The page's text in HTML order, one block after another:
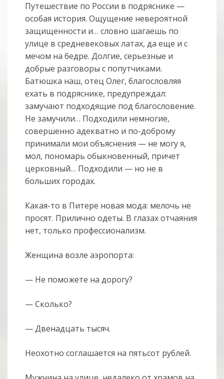
Путешествие по России в подряснике —
особая история. Ощущение невероятной
защищенности и… словно шагаешь по
улице в средневековых латах, да еще и с
мечом на бедре. Долгие, серьезные и
добрые разговоры с попутчиками.
Батюшка наш, отец Олег, благословляя
ехать в подряснике, предупреждал:
замучают подходящие под благословение.
Не замучили… Подходили немногие,
совершенно адекватно и по-доброму
принимали мои объяснения — не могу я,
мол, пономарь обыкновенный, причет
церковный… Подходили — но не в
больших городах.
Какая-то в Питере новая мода: мелочь не
просят. Прилично одеты. В глазах отчаяния
нет, только профессионализм.
Женщина возле аэропорта:
— Не поможете на дорогу?
— Сколько?
— Двенадцать тысяч.
Неохотно соглашается на пятьсот рублей.